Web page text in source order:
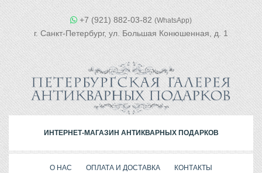
+7 (921) 882-03-82 (WhatsApp)
г. Санкт-Петербург, ул. Большая Конюшенная, д. 1
ИНТЕРНЕТ-МАГАЗИН АНТИКВАРНЫХ ПОДАРКОВ
О НАС ОПЛАТА И ДОСТАВКА КОНТАКТЫ